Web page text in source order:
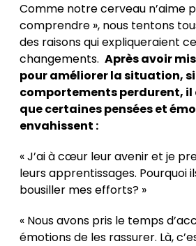
Comme notre cerveau n’aime
comprendre », nous tentons
des raisons qui expliqueraient
changements. Après avoir
pour améliorer la situation,
comportements perdurent, il
que certaines pensées et
envahissent :
« J’ai à cœur leur avenir et je
leurs apprentissages. Pourquoi
bousiller mes efforts? »
« Nous avons pris le temps
émotions de les rassurer. Là,